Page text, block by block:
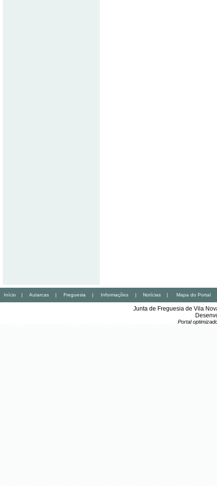
Início | Autarcas | Freguesia | Informações | Notícias | Mapa do Portal
Junta de Freguesia de Vila
Portal